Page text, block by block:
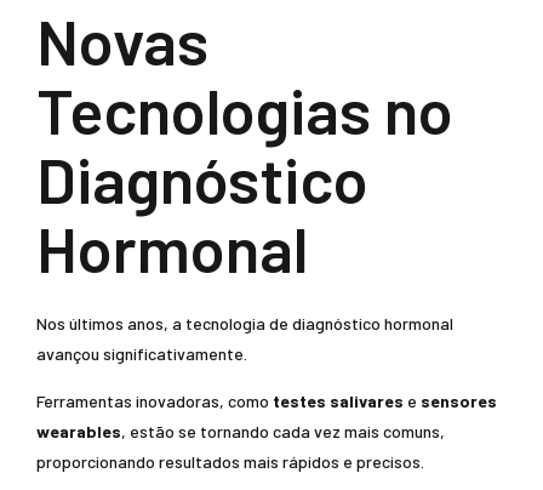
Novas
Tecnologias no
Diagnóstico
Hormonal
Nos últimos anos, a tecnologia de diagnóstico hormonal
avançou significativamente.
Ferramentas inovadoras, como testes salivares e sensores
wearables, estão se tornando cada vez mais comuns,
proporcionando resultados mais rápidos e precisos.